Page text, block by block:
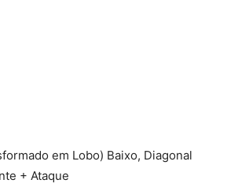
em Lobo) Baixo, Diagonal
+ Ataque